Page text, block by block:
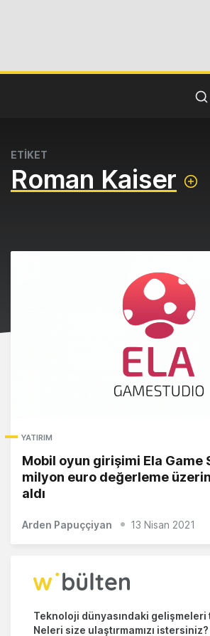
ETİKET
Roman Kaiser
YATIRIM
Mobil oyun girişimi Ela Game
milyon euro değerleme
aldı
Arden Papuççiyan 13 Nisan 2021
Teknoloji dünyasındaki gelişmeleri
Neleri size ulaştırmamızı istersiniz?